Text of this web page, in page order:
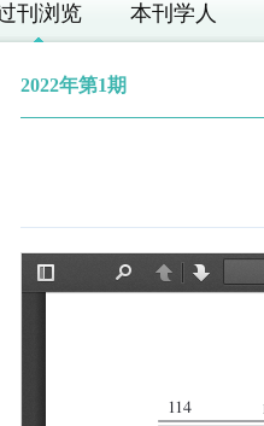
刊浏览 本刊学人
2022年第1期